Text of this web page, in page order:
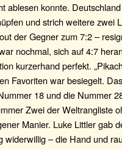
ablesen konnte.
und strich weitere zwei
der Gegner zum 7:2 –
nochmal, sich auf 4:7
kurzerhand perfekt.
Favoriten war besiegelt.
18 und die Nummer
Zwei der Weltrangliste
Manier. Luke Littler gab
widerwillig – die Hand und